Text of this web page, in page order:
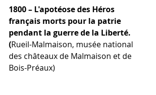
1800 – L'apotéose des Héros
français morts pour la patrie
pendant la guerre de la Liberté.
(Rueil-Malmaison, musée national
des châteaux de Malmaison et de
Bois-Préaux)